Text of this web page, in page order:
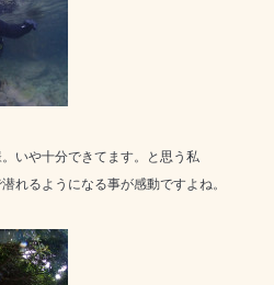
いや十分できてます。と思う私
れるようになる事が感動ですよね。